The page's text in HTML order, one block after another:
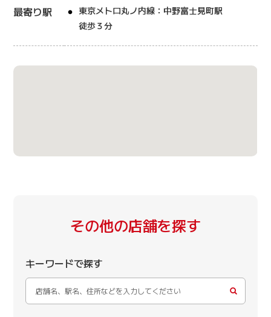
最寄り駅
東京メトロ丸ノ内線：中野富士見町駅
徒歩３分
その他の店舗を探す
キーワードで探す